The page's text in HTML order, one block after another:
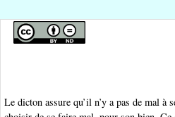
Le dicton assure qu’il n’y a pas de mal à